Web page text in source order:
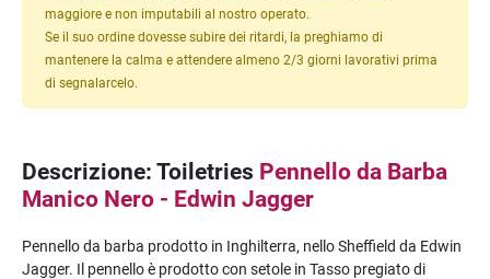
maggiore e non imputabili al nostro operato.
Se il suo ordine dovesse subire dei ritardi, la preghiamo di
mantenere la calma e attendere almeno 2/3 giorni lavorativi prima
di segnalarcelo.
Descrizione: Toiletries Pennello da Barba
Manico Nero - Edwin Jagger
Pennello da barba prodotto in Inghilterra, nello Sheffield da Edwin
Jagger. Il pennello è prodotto con setole in Tasso pregiato di